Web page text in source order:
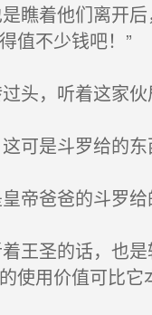
瞧着他们离开后
值不少钱吧！”
头，听着这家伙
可是斗罗给的东
帝爸爸的斗罗给
王圣的话，也是
使用价值可比它